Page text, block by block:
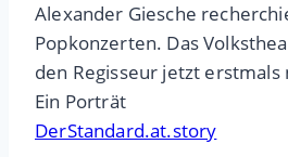
Alexander Giesche
Popkonzerten. Das
den Regisseur jetzt erstmals
Ein Porträt
DerStandard.at.story